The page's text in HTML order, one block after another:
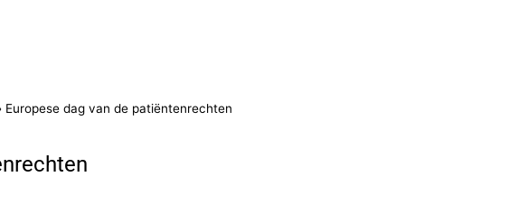
Europese dag van de patiëntenrechten